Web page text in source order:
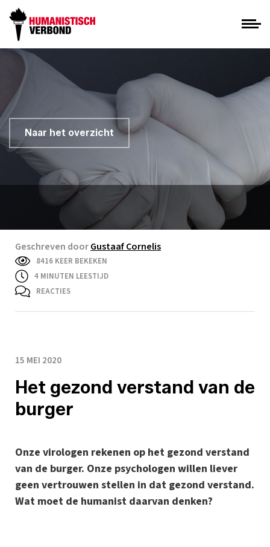
Naar het overzicht
Geschreven doorGustaaf Cornelis
8416 KEER BEKEKEN
4 MINUTEN LEESTIJD
REACTIES
15 MEI 2020
Het gezond verstand van de
burger
Onze virologen rekenen op het gezond verstand
van de burger. Onze psychologen willen liever
geen vertrouwen stellen in dat gezond verstand.
Wat moet de humanist daarvan denken?